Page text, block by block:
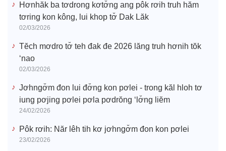
Hơnhăk ba tơdrong kơtơ̆ng ang pôk rơih truh hăm
tơring kon kông, lui khop tơ̆ Dak Lăk
02/03/2026
Tĕch mơdro tơ̆ teh đak đe 2026 lăng truh hơnih tŏk
‘nao
02/03/2026
Jơhngơ̆m đon lui đơ̆ng kon pơlei - trong kăl hloh tơ
iung pơjing pơlei pơla pơdrŏng ‘lơ̆ng liĕm
24/02/2026
Pôk rơih: Năr lêh tih kơ jơhngơ̆m đon kon pơlei
23/02/2026